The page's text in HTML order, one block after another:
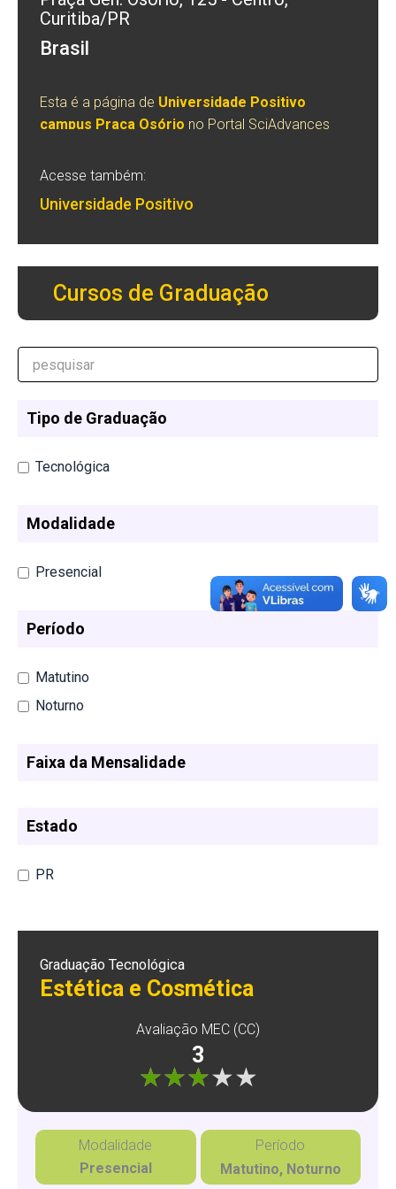
Curitiba/PR
Brasil
Esta é a página de Universidade Positivo
campus Praça Osório no Portal SciAdvances
Acesse também:
Universidade Positivo
Cursos de Graduação
Tipo de Graduação
Tecnológica
Modalidade
Presencial
Período
Matutino
Noturno
Faixa da Mensalidade
Estado
PR
Graduação Tecnológica
Estética e Cosmética
Avaliação MEC (CC)
3
Modalidade
Presencial
Período
Matutino, Noturno